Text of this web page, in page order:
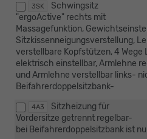
3SK
Schwingsitz
"ergoActive" rechts mit
Massagefunktion,
Sitzkissenneigungsverstellung,
verstellbare Kopfstützen, 4 Wege
elektrisch einstellbar, Armlehne
und Armlehne verstellbar links-
Beifahrerdoppelsitzbank-
4A3
Sitzheizung für
Vordersitze getrennt regelbar-
bei Beifahrerdoppelsitzbank ist